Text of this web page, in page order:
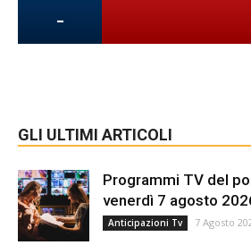
-
GLI ULTIMI ARTICOLI
Programmi TV del
venerdì 7 agosto
Anticipazioni Tv 7 Agosto